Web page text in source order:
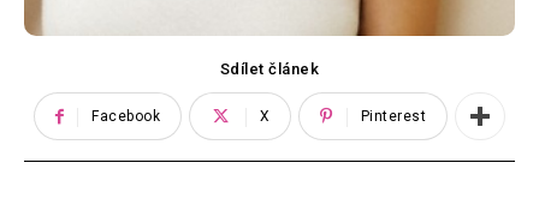
Sdílet článek
Facebook X Pinterest